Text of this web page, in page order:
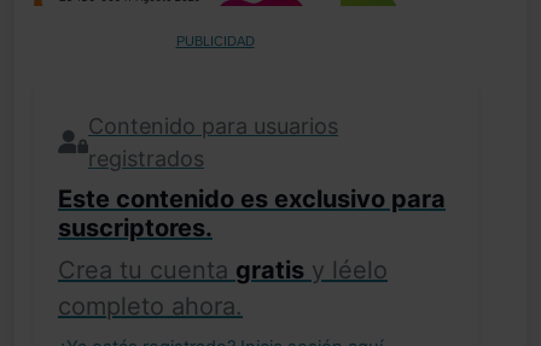
PUBLICIDAD
Contenido para usuarios
registrados
Este contenido es exclusivo para
suscriptores.
Crea tu cuenta gratis y léelo
completo ahora.